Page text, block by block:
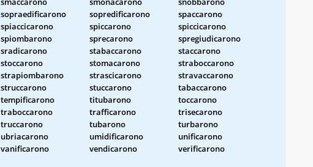
sopraedificarono sopredificarono
spaccarono
spiaccicarono spiccarono
spiccicarono
spiombarono sprecarono
spregiudicarono
sradicarono stabaccarono
staccarono
stoccarono stomacarono
straboccarono
strapiombarono strascicarono
stravaccarono
struccarono stuccarono
tabaccarono
tempificarono titubarono
toccarono
traboccarono trafficarono
trisecarono
truccarono tubarono
turbarono
ubriacarono umidificarono
unificarono
vanificarono vendicarono
verificarono